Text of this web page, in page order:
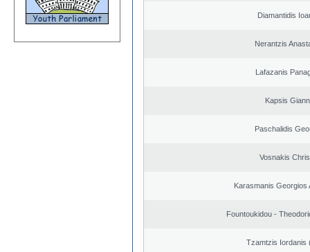
Diamantidis
Nerantzis
Lafazanis
Kapsis
Paschalidis
Vosnakis
Karasmanis Georgios
Fountoukidou -
Tzamtzis Iordanis